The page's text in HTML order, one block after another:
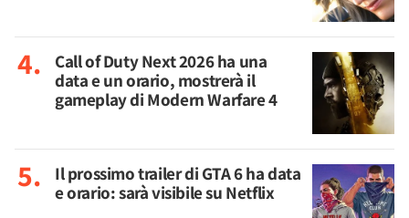
Call of Duty Next 2026 ha una
data e un orario, mostrerà il
gameplay di Modern Warfare 4
Il prossimo trailer di GTA 6 ha data
e orario: sarà visibile su Netflix